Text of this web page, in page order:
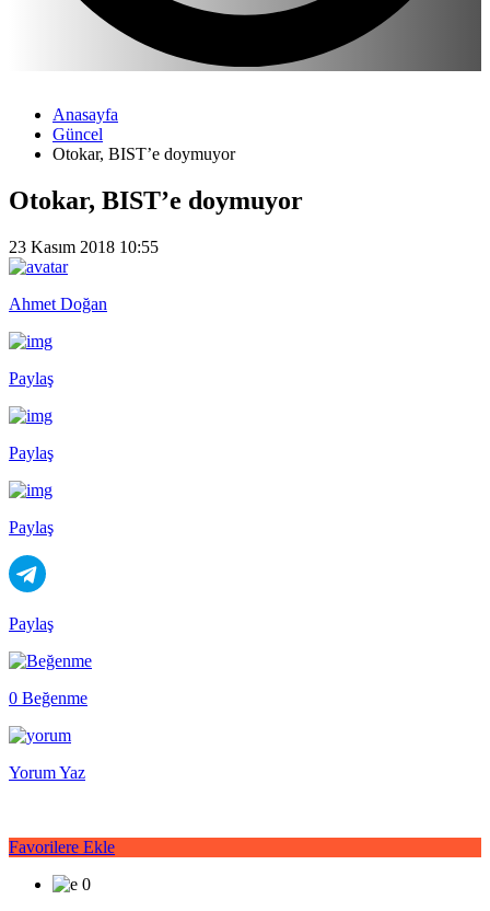
Anasayfa
Güncel
Otokar, BIST’e doymuyor
Otokar, BIST’e doymuyor
23 Kasım 2018 10:55
Ahmet Doğan
Paylaş
Paylaş
Paylaş
Paylaş
0 Beğenme
Yorum Yaz
Favorilere Ekle
0